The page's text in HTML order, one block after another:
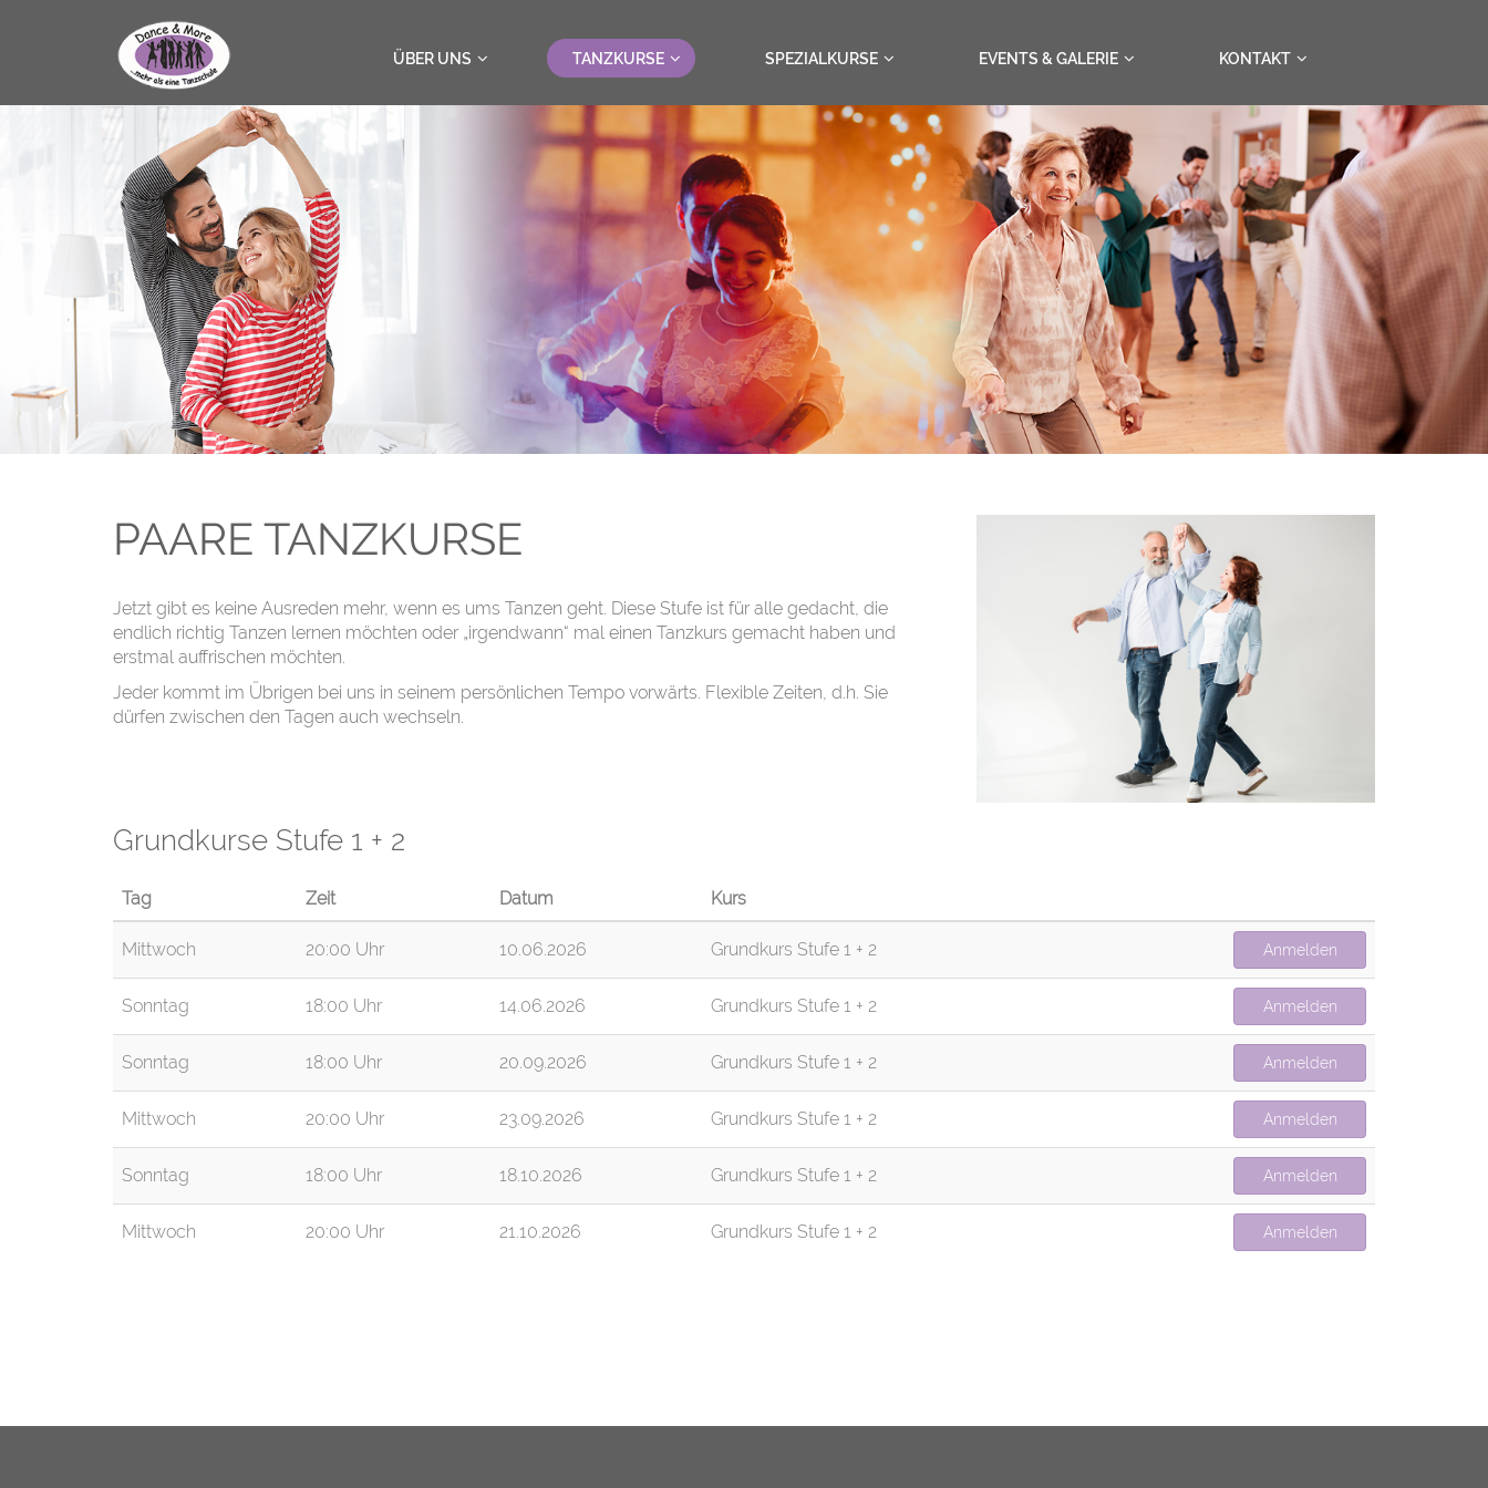
ÜBER UNS TANZKURSE SPEZIALKURSE EVENTS & GALERIE KONTAKT
PAARE TANZKURSE
Jetzt gibt es keine Ausreden mehr, wenn es ums Tanzen geht. Diese Stufe ist für alle gedacht, die
endlich richtig Tanzen lernen möchten oder „irgendwann“ mal einen Tanzkurs gemacht haben und
erstmal auffrischen möchten.
Jeder kommt im Übrigen bei uns in seinem persönlichen Tempo vorwärts. Flexible Zeiten, d.h. Sie
dürfen zwischen den Tagen auch wechseln.
Grundkurse Stufe 1 + 2
Tag Zeit Datum Kurs
Mittwoch 20:00 Uhr 10.06.2026 Grundkurs Stufe 1 + 2 Anmelden
Sonntag 18:00 Uhr 14.06.2026 Grundkurs Stufe 1 + 2 Anmelden
Sonntag 18:00 Uhr 20.09.2026 Grundkurs Stufe 1 + 2 Anmelden
Mittwoch 20:00 Uhr 23.09.2026 Grundkurs Stufe 1 + 2 Anmelden
Sonntag 18:00 Uhr 18.10.2026 Grundkurs Stufe 1 + 2 Anmelden
Mittwoch 20:00 Uhr 21.10.2026 Grundkurs Stufe 1 + 2 Anmelden